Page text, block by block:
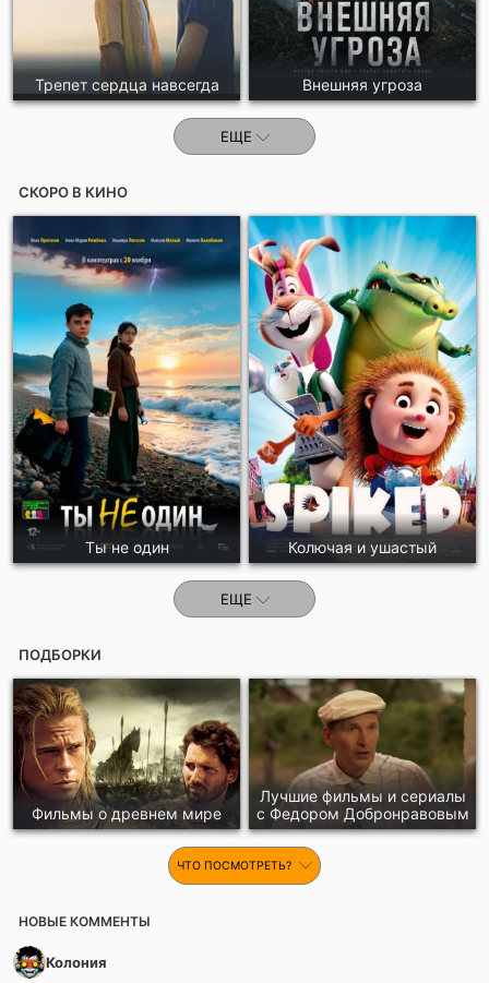
Трепет сердца навсегда Внешняя угроза
ЕЩЕ
СКОРО В КИНО
Ты не один Колючая и ушастый
ЕЩЕ
ПОДБОРКИ
Фильмы о древнем мире
Лучшие фильмы и сериалы
с Федором Добронравовым
ЧТО ПОСМОТРЕТЬ?
НОВЫЕ КОММЕНТЫ
Колония